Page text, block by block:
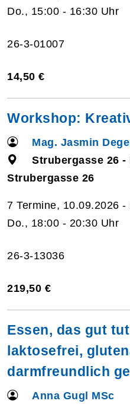
Do., 15:00 - 16:30 Uhr
26-3-01007
14,50 €
Workshop:
Mag. Jasmin
Strubergasse 26 -
Strubergasse 26
7 Termine, 10.09.2026 -
Do., 18:00 - 20:30 Uhr
26-3-13036
219,50 €
Essen, das gut
laktosefrei,
darmfreundlich
Anna Gugl MSc